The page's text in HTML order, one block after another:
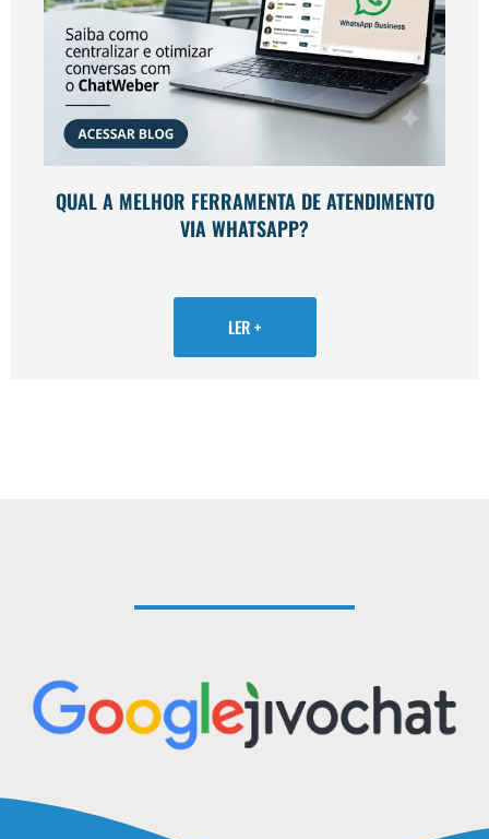
QUAL A MELHOR FERRAMENTA DE ATENDIMENTO
VIA WHATSAPP?
LER +